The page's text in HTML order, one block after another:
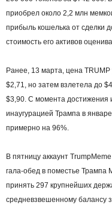
приобрел около 2,2 млн
прибыль кошелька от сделки
стоимость его активов
Ранее, 13 марта, цена TRUMP
$2,71, но затем взлетела до
$3,90. С момента достижения
инаугурацией Трампа в
примерно на 96%.
В пятницу аккаунт
гала‑обед в поместье Трампа
принять 297 крупнейших
средневзвешенному балансу